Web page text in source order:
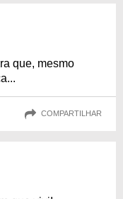
que, mesmo
COMPARTILHAR